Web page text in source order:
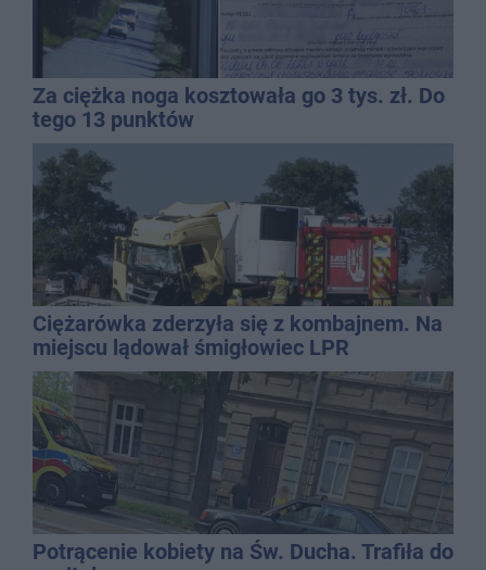
Za ciężka noga kosztowała go 3 tys. zł. Do
tego 13 punktów
Ciężarówka zderzyła się z kombajnem. Na
miejscu lądował śmigłowiec LPR
Potrącenie kobiety na Św. Ducha. Trafiła do